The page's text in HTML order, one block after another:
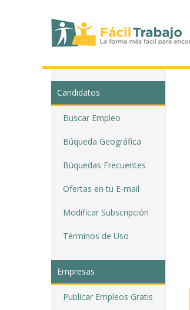
Candidatos
Buscar Empleo
Búqueda Geográfica
Búquedas Frecuentes
Ofertas en tu E-mail
Modificar Subscripción
Términos de Uso
Empresas
Publicar Empleos Gratis